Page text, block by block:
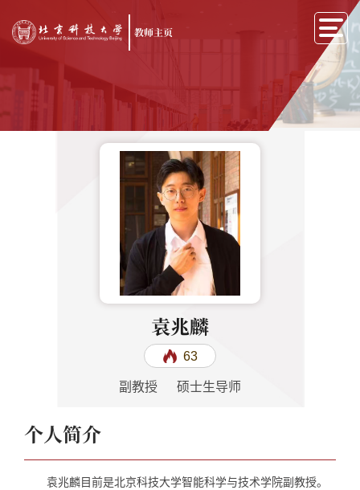
教师主页
袁兆麟
63
副教授 硕士生导师
个人简介
袁兆麟目前是北京科技大学智能科学与技术学院副教授。